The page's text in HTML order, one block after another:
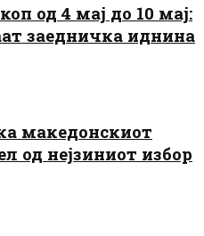
од 4 мај до 10 мај:
заедничка иднина
македонскиот
од нејзиниот избор